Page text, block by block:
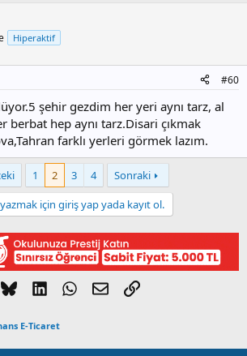
Hiperaktif
#60
şehir gezdim her yeri aynı tarz, al
berbat hep aynı tarz.Disari çıkmak
farklı yerleri görmek lazım.
1 2 3 4
Sonraki
için giriş yap yada kayıt ol.
BlueskyLinkedInWhatsApp
E-postaLink
E-Ticaret